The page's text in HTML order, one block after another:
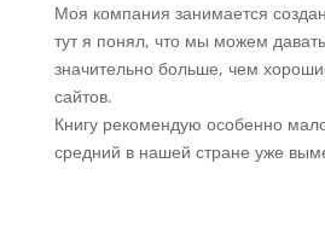
Моя компания занимается
тут я понял, что мы можем
значительно больше, чем
сайтов.
Книгу рекомендую особенно
средний в нашей стране уже